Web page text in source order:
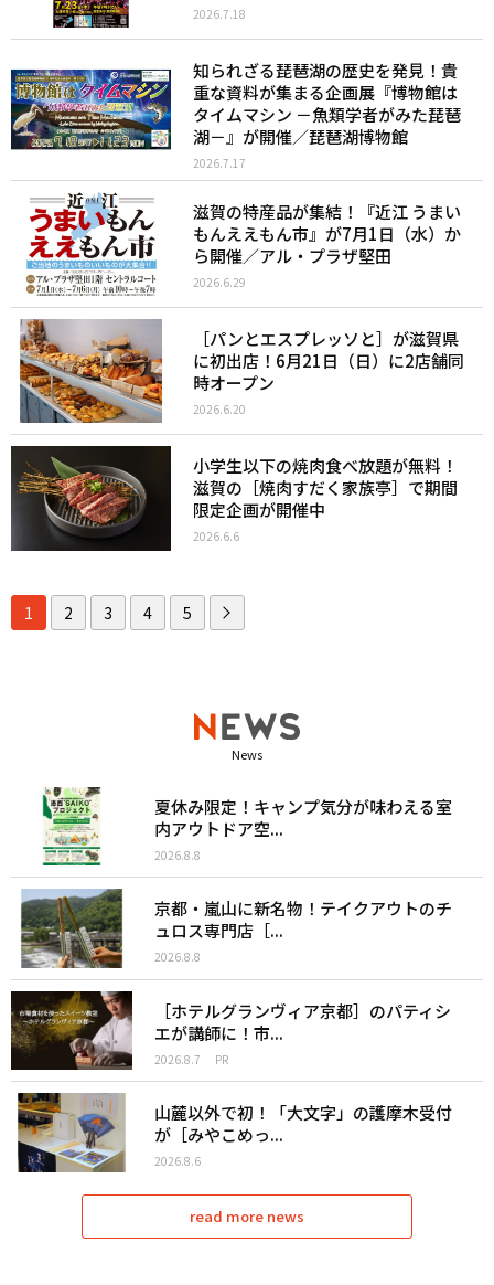
2026.7.18
知られざる琵琶湖の歴史を発見！貴
重な資料が集まる企画展『博物館は
タイムマシン －魚類学者がみた琵琶
湖－』が開催／琵琶湖博物館
2026.7.17
滋賀の特産品が集結！『近江 うまい
もんええもん市』が7月1日（水）か
ら開催／アル・プラザ堅田
2026.6.29
［パンとエスプレッソと］が滋賀県
に初出店！6月21日（日）に2店舗同
時オープン
2026.6.20
小学生以下の焼肉食べ放題が無料！
滋賀の［焼肉すだく家族亭］で期間
限定企画が開催中
2026.6.6
1 2 3 4 5
News
夏休み限定！キャンプ気分が味わえる室
内アウトドア空...
2026.8.8
京都・嵐山に新名物！テイクアウトのチ
ュロス専門店［...
2026.8.8
［ホテルグランヴィア京都］のパティシ
エが講師に！市...
2026.8.7 PR
山麓以外で初！「大文字」の護摩木受付
が［みやこめっ...
2026.8.6
read more news